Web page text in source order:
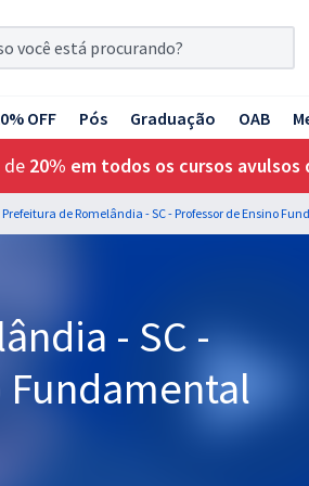
OFF Pós Graduação OAB
de 20% em todos os cursos avulsos
- SC -
Fundamental